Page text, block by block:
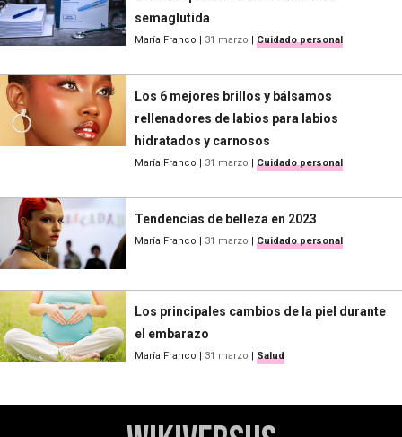
semaglutida
María Franco 31 marzo Cuidado personal
Los 6 mejores brillos y bálsamos
rellenadores de labios para labios
hidratados y carnosos
María Franco 31 marzo Cuidado personal
Tendencias de belleza en 2023
María Franco 31 marzo Cuidado personal
Los principales cambios de la piel durante
el embarazo
María Franco 31 marzo Salud